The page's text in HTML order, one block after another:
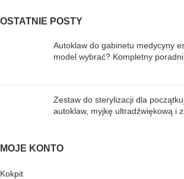
OSTATNIE POSTY
Autoklaw do gabinetu medycyny
model wybrać? Kompletny
Zestaw do sterylizacji dla
autoklaw, myjkę ultradźwiękową i
MOJE KONTO
Kokpit